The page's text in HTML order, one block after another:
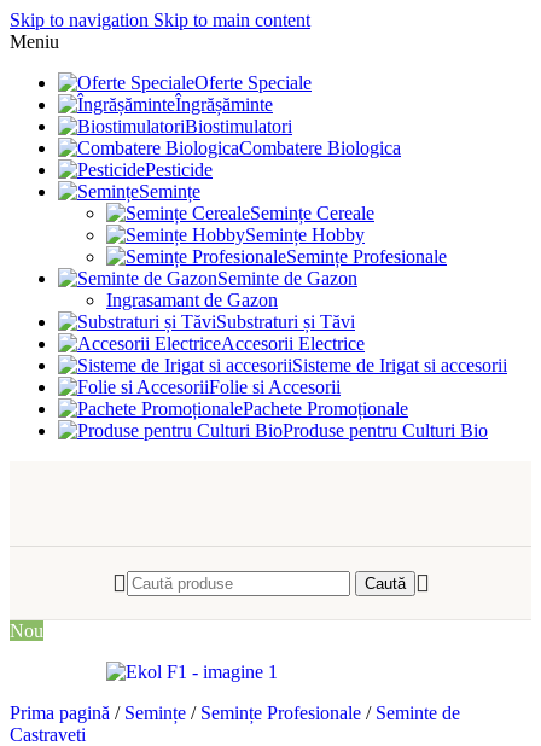
Skip to navigation Skip to main content
Meniu
Oferte Speciale
Îngrășăminte
Biostimulatori
Combatere Biologica
Pesticide
Semințe
Semințe Cereale
Semințe Hobby
Semințe Profesionale
Seminte de Gazon
Ingrasamant de Gazon
Substraturi și Tăvi
Accesorii Electrice
Sisteme de Irigat si accesorii
Folie si Accesorii
Pachete Promoționale
Produse pentru Culturi Bio
Caută
Nou
Prima pagină / Semințe / Semințe Profesionale / Seminte de
Castraveti